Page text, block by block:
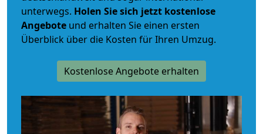
unterwegs. Holen Sie sich jetzt kostenlose
Angebote und erhalten Sie einen ersten
Überblick über die Kosten für Ihren Umzug.
Kostenlose Angebote erhalten